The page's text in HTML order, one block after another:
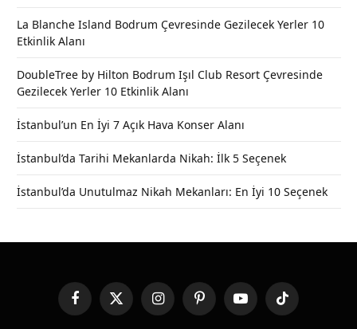
La Blanche Island Bodrum Çevresinde Gezilecek Yerler 10
Etkinlik Alanı
DoubleTree by Hilton Bodrum Işıl Club Resort Çevresinde
Gezilecek Yerler 10 Etkinlik Alanı
İstanbul’un En İyi 7 Açık Hava Konser Alanı
İstanbul’da Tarihi Mekanlarda Nikah: İlk 5 Seçenek
İstanbul’da Unutulmaz Nikah Mekanları: En İyi 10 Seçenek
FacebookX
(Twitter)
InstagramPinterestYouTubeTikTok